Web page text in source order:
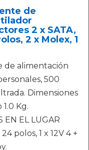
de
2 x SATA,
2 x Molex, 1
de alimentación
500
Dimensiones
1.0 Kg.
EN EL LUGAR
polos, 1 x 12V 4 +